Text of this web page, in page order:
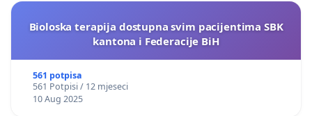
Bioloska terapija dostupna svim pacijentima SBK
kantona i Federacije BiH
561 potpisa
561 Potpisi / 12 mjeseci
10 Aug 2025